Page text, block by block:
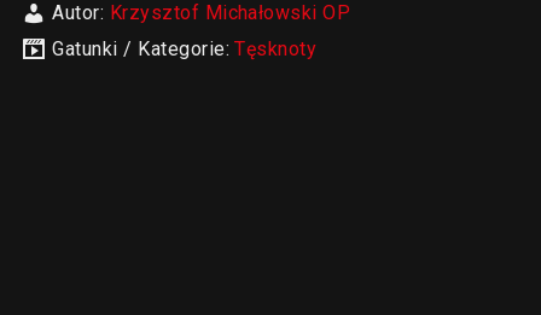
Autor: Krzysztof Michałowski OP
Gatunki / Kategorie:Tęsknoty